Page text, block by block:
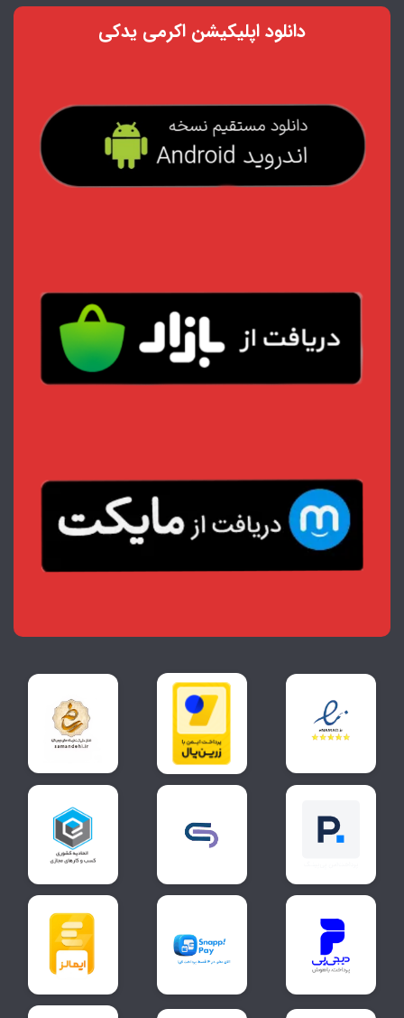
دانلود اپلیکیشن اکرمی یدکی